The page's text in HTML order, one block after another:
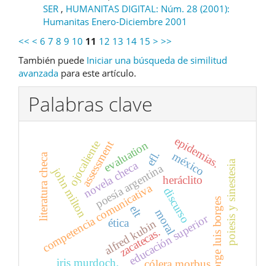
SER , HUMANITAS DIGITAL: Núm. 28 (2001):
Humanitas Enero-Diciembre 2001
<< < 6 7 8 9 10 11 12 13 14 15 > >>
También puede Iniciar una búsqueda de similitud
avanzada para este artículo.
Palabras clave
discurso
competencia comunicativaeducación superiorjorge luis borges
heráclito
john miltonpoesía argentina
ética moral
méxico
alfred kubin
novela checa
literatura checa assessmentevaluation
elt
efl. poiesis y sinestesia
ojocaliente
zacatecas.
epidemias.
iris murdoch.